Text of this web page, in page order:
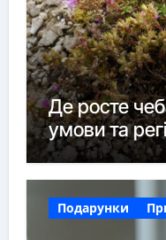
Де росте
умови та
Подарунки